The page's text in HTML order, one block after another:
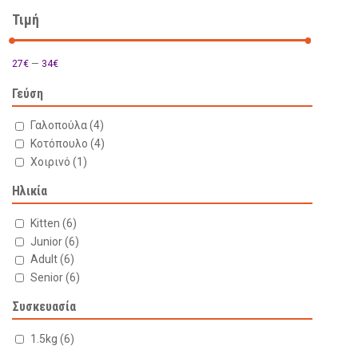
Τιμή
27€ — 34€
Γεύση
Γαλοπούλα(4)
Κοτόπουλο (4)
Χοιρινό (1)
Ηλικία
Kitten (6)
Junior(6)
Adult(6)
Senior(6)
Συσκευασία
1.5kg (6)